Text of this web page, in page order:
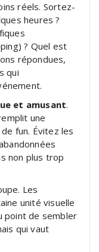
réels. Sortez-
heures ?
? Quel est
répondues,
qui
et amusant.
une
fun. Évitez les
non plus trop
Les
unité visuelle
point de sembler
qui vaut